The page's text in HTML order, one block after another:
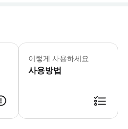
이렇게 사용하세요
사용방법